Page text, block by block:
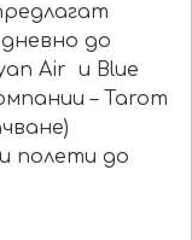
до
Air и Blue
– Tarom
полети до